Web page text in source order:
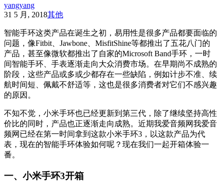
yangyang
31 5 月, 2018其他
智能手环这类产品在诞生之初，易用性是很多产品都要面临的
问题，像Fitbit、Jawbone、 MisfitShine等都推出了五花八门的
产品，甚至像微软都推出了自家的Microsoft Band手环，一时
间智能手环、手表逐渐走向大众消费市场。在早期尚不成熟的
阶段，这些产品或多或少都存在一些缺陷，例如计步不准、续
航时间短、佩戴不舒适等，这也是很多消费者对它们不感兴趣
的原因。
不知不觉，小米手环也已经更新到第三代，除了继续坚持高性
价比的同时，产品也正逐渐走向成熟。近期我爱音频网我爱音
频网已经在第一时间拿到这款小米手环3，以这款产品为代
表，现在的智能手环体验如何呢？现在我们一起开箱体验一
番。
一、小米手环3开箱